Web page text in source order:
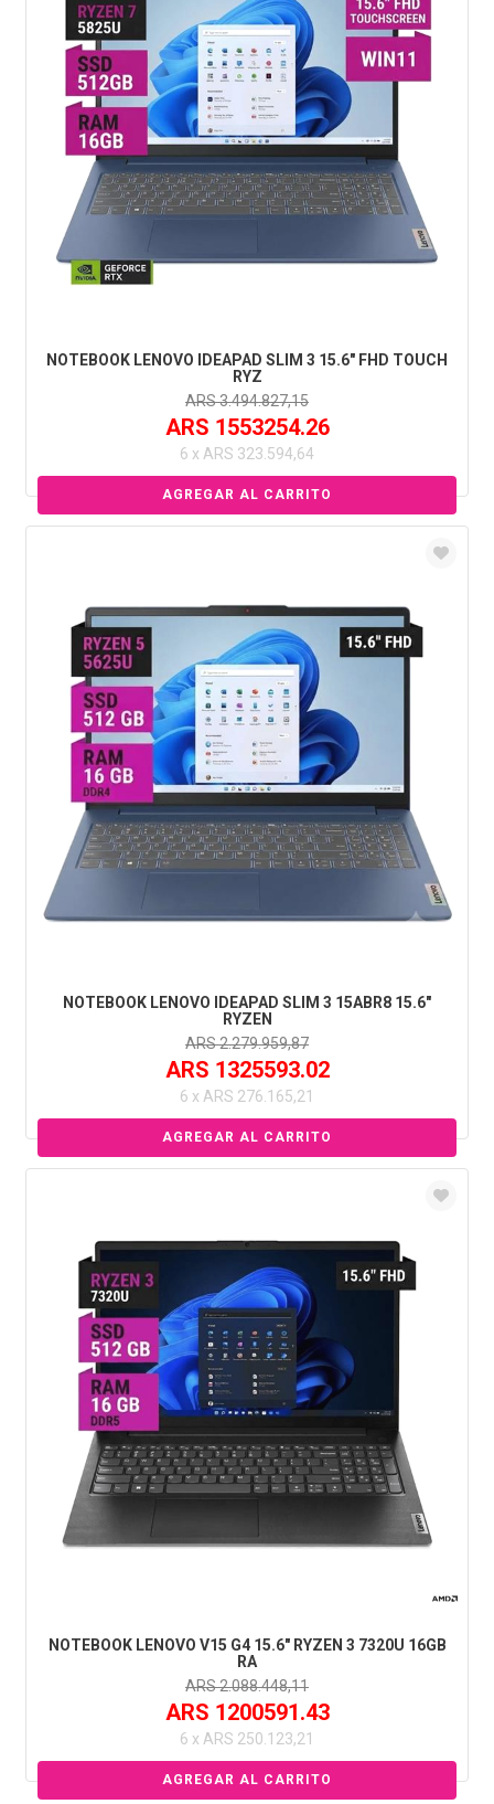
NOTEBOOK LENOVO IDEAPAD SLIM 3 15.6" FHD TOUCH
RYZ
ARS 3.494.827,15
ARS 1553254.26
6 x ARS 323.594,64
NOTEBOOK LENOVO IDEAPAD SLIM 3 15ABR8 15.6"
RYZEN
ARS 2.279.959,87
ARS 1325593.02
6 x ARS 276.165,21
NOTEBOOK LENOVO V15 G4 15.6" RYZEN 3 7320U 16GB
RA
ARS 2.088.448,11
ARS 1200591.43
6 x ARS 250.123,21